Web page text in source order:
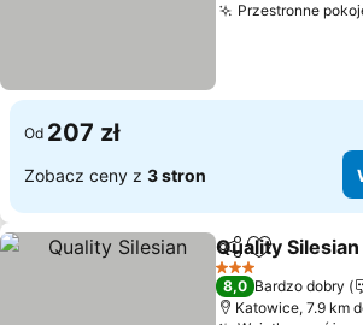
Przestronne
Od 207 zł
Zobacz ceny z 3 stron
Udostępnij
Dodaj do
Quality Silesian
3 Kategoria
8,0 Bardzo dobry
Katowice, 7.9 km